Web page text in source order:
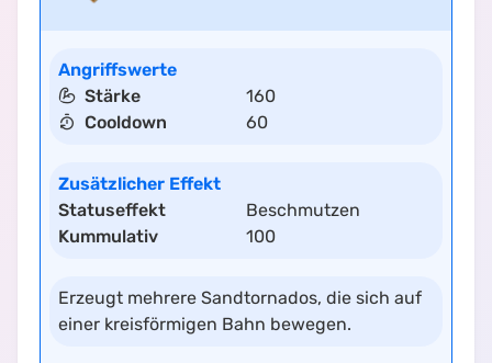
Angriffswerte
Stärke
160
Cooldown
60
Zusätzlicher Effekt
Statuseffekt
Beschmutzen
Kummulativ
100
Erzeugt mehrere Sandtornados, die sich auf
einer kreisförmigen Bahn bewegen.